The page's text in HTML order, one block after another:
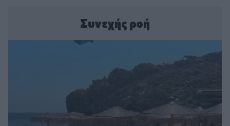
Συνεχής ροή